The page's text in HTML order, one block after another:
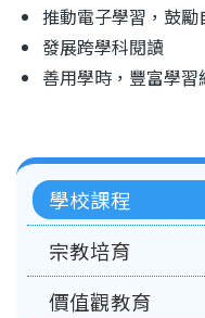
推動電子學習，鼓勵
發展跨學科閱讀
善用學時，豐富學習
Main
navigation
學校課程
宗教培育
價值觀教育